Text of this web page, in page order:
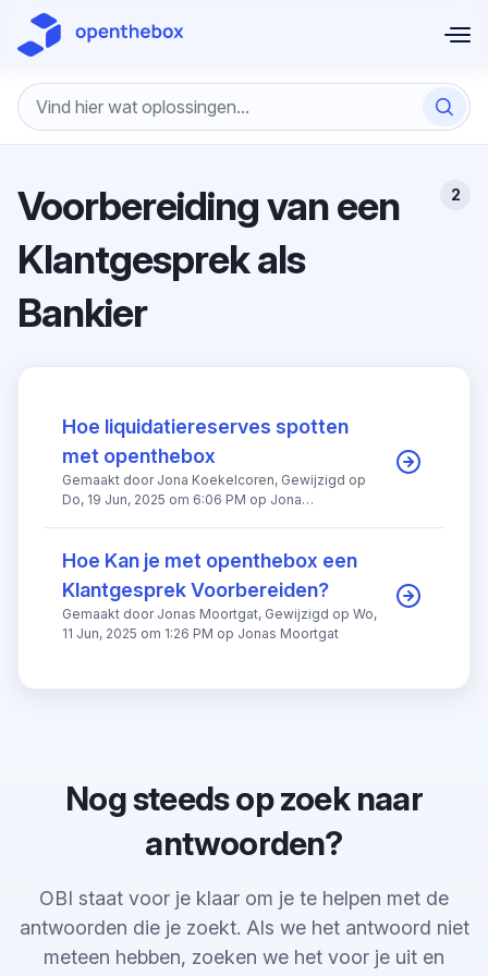
Doorgaan naar hoofdinhoud
Voorbereiding van een
Klantgesprek als
Bankier
2
Hoe liquidatiereserves spotten
met openthebox
Gemaakt door Jona Koekelcoren, Gewijzigd op
Do, 19 Jun, 2025 om 6:06 PM op Jona
Hoe Kan je met openthebox een
Klantgesprek Voorbereiden?
Gemaakt door Jonas Moortgat, Gewijzigd op Wo,
11 Jun, 2025 om 1:26 PM op Jonas Moortgat
Nog steeds op zoek naar
antwoorden?
OBI staat voor je klaar om je te helpen met de
antwoorden die je zoekt. Als we het antwoord niet
meteen hebben, zoeken we het voor je uit en